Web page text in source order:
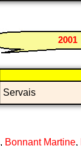
2001
Servais
, Bonnant Martine,